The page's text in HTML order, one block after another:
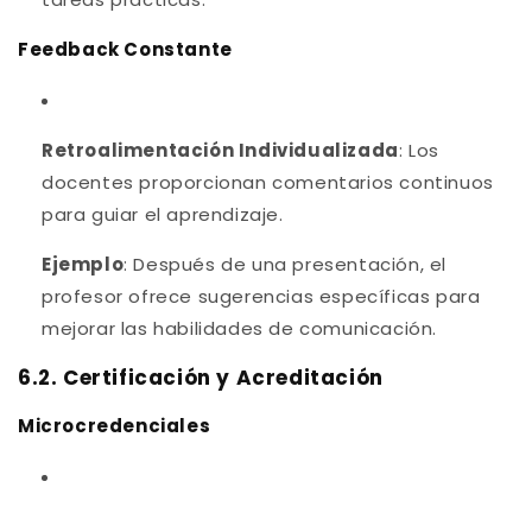
Feedback Constante
Retroalimentación Individualizada: Los
docentes proporcionan comentarios continuos
para guiar el aprendizaje.
Ejemplo: Después de una presentación, el
profesor ofrece sugerencias específicas para
mejorar las habilidades de comunicación.
6.2. Certificación y Acreditación
Microcredenciales